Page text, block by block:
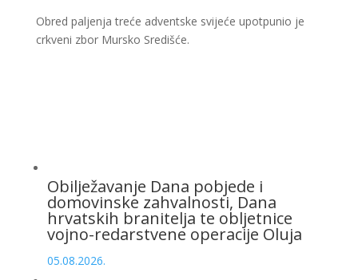
Obred paljenja treće adventske svijeće upotpunio je
crkveni zbor Mursko Središće.
Obilježavanje Dana pobjede i
domovinske zahvalnosti, Dana
hrvatskih branitelja te obljetnice
vojno-redarstvene operacije Oluja
05.08.2026.